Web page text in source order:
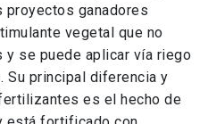
proyectos ganadores
vegetal que no
se puede aplicar vía riego
Su principal diferencia y
es el hecho de